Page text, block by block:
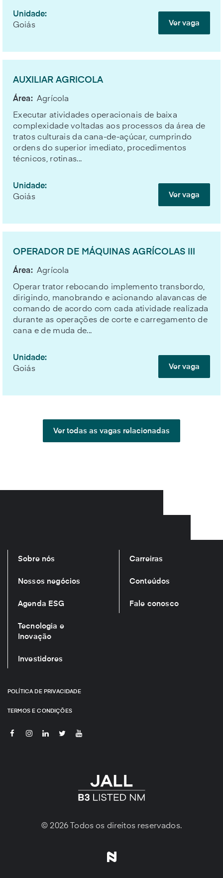
Unidade:
Goiás
Ver vaga
AUXILIAR AGRICOLA
Área: Agrícola
Executar atividades operacionais de baixa
complexidade voltadas aos processos da área de
tratos culturais da cana-de-açúcar, cumprindo
ordens do superior imediato, procedimentos
técnicos, rotinas...
Unidade:
Goiás
Ver vaga
OPERADOR DE MÁQUINAS AGRÍCOLAS III
Área: Agrícola
Operar trator rebocando implemento transbordo,
dirigindo, manobrando e acionando alavancas de
comando de acordo com cada atividade realizada
durante as operações de corte e carregamento de
cana e de muda de...
Unidade:
Goiás
Ver vaga
Ver todas as vagas relacionadas
Sobre nós
Nossos negócios
Agenda ESG
Tecnologia e
Inovação
Investidores
Carreiras
Conteúdos
Fale conosco
POLÍTICA DE PRIVACIDADE
TERMOS E CONDIÇÕES
© 2026 Todos os direitos reservados.